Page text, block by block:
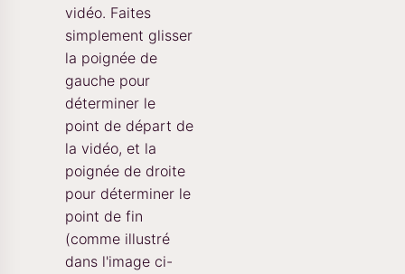
vidéo. Faites
simplement glisser
la poignée de
gauche pour
déterminer le
point de départ de
la vidéo, et la
poignée de droite
pour déterminer le
point de fin
(comme illustré
dans l'image ci-